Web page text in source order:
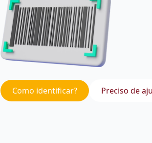
Como identificar? Preciso de